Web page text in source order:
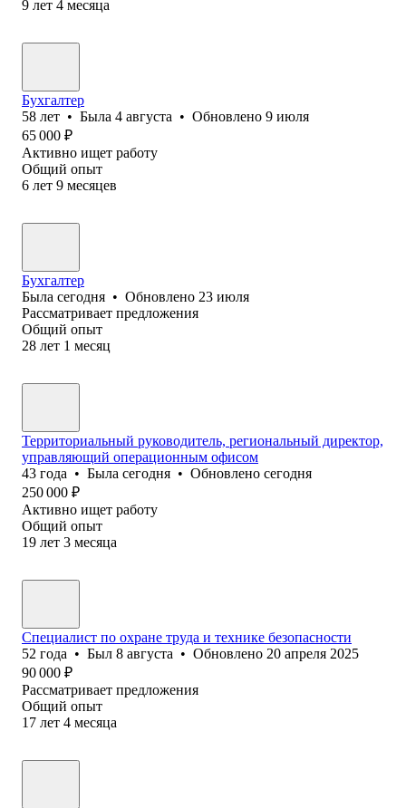
9 лет 4 месяца
Бухгалтер
58 лет • Была 4 августа • Обновлено 9 июля
65 000 ₽
Активно ищет работу
Общий опыт
6 лет 9 месяцев
Бухгалтер
Была сегодня • Обновлено 23 июля
Рассматривает предложения
Общий опыт
28 лет 1 месяц
Территориальный руководитель, региональный директор,
управляющий операционным офисом
43 года • Была сегодня • Обновлено сегодня
250 000 ₽
Активно ищет работу
Общий опыт
19 лет 3 месяца
Специалист по охране труда и технике безопасности
52 года • Был 8 августа • Обновлено 20 апреля 2025
90 000 ₽
Рассматривает предложения
Общий опыт
17 лет 4 месяца